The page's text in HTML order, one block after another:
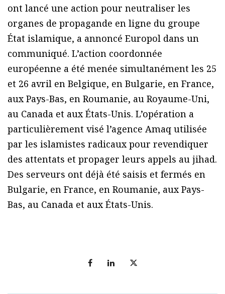
ont lancé une action pour neutraliser les
organes de propagande en ligne du groupe
État islamique, a annoncé Europol dans un
communiqué. L’action coordonnée
européenne a été menée simultanément les 25
et 26 avril en Belgique, en Bulgarie, en France,
aux Pays-Bas, en Roumanie, au Royaume-Uni,
au Canada et aux États-Unis. L’opération a
particulièrement visé l’agence Amaq utilisée
par les islamistes radicaux pour revendiquer
des attentats et propager leurs appels au jihad.
Des serveurs ont déjà été saisis et fermés en
Bulgarie, en France, en Roumanie, aux Pays-
Bas, au Canada et aux États-Unis.